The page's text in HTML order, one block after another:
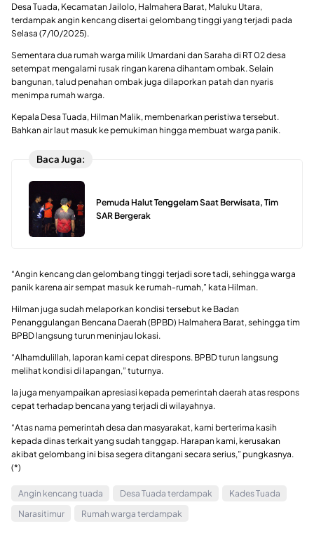
Desa Tuada, Kecamatan Jailolo, Halmahera Barat, Maluku Utara,
terdampak angin kencang disertai gelombang tinggi yang terjadi pada
Selasa (7/10/2025).
Sementara dua rumah warga milik Umardani dan Saraha di RT 02 desa
setempat mengalami rusak ringan karena dihantam ombak. Selain
bangunan, talud penahan ombak juga dilaporkan patah dan nyaris
menimpa rumah warga.
Kepala Desa Tuada, Hilman Malik, membenarkan peristiwa tersebut.
Bahkan air laut masuk ke pemukiman hingga membuat warga panik.
Baca Juga:
Pemuda Halut Tenggelam Saat Berwisata, Tim
SAR Bergerak
“Angin kencang dan gelombang tinggi terjadi sore tadi, sehingga warga
panik karena air sempat masuk ke rumah-rumah,” kata Hilman.
Hilman juga sudah melaporkan kondisi tersebut ke Badan
Penanggulangan Bencana Daerah (BPBD) Halmahera Barat, sehingga tim
BPBD langsung turun meninjau lokasi.
“Alhamdulillah, laporan kami cepat direspons. BPBD turun langsung
melihat kondisi di lapangan,” tuturnya.
Ia juga menyampaikan apresiasi kepada pemerintah daerah atas respons
cepat terhadap bencana yang terjadi di wilayahnya.
“Atas nama pemerintah desa dan masyarakat, kami berterima kasih
kepada dinas terkait yang sudah tanggap. Harapan kami, kerusakan
akibat gelombang ini bisa segera ditangani secara serius,” pungkasnya.
(*)
Angin kencang tuada Desa Tuada terdampak
Kades Tuada
Narasitimur
Rumah warga terdampak